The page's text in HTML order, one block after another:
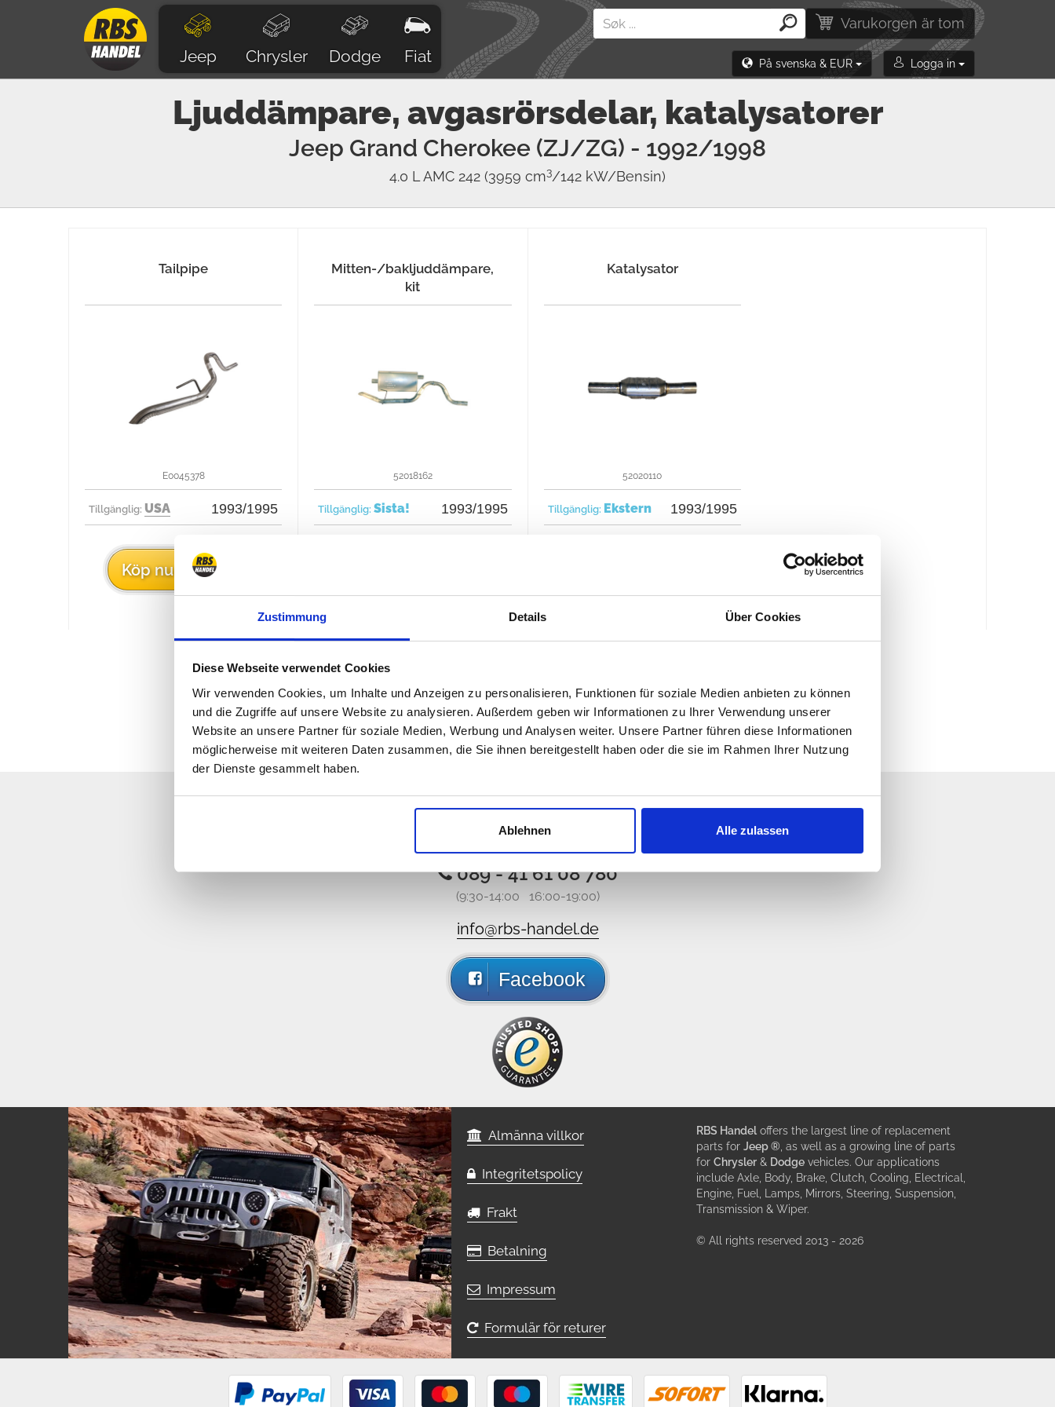
Zustimmung Details Über Cookies
Diese Webseite verwendet Cookies
Wir verwenden Cookies, um Inhalte und Anzeigen zu personalisieren, Funktionen für soziale Medien anbieten zu können
und die Zugriffe auf unsere Website zu analysieren. Außerdem geben wir Informationen zu Ihrer Verwendung unserer
Website an unsere Partner für soziale Medien, Werbung und Analysen weiter. Unsere Partner führen diese Informationen
möglicherweise mit weiteren Daten zusammen, die Sie ihnen bereitgestellt haben oder die sie im Rahmen Ihrer Nutzung
der Dienste gesammelt haben.
Ablehnen Alle zulassen
Jeep Chrysler Dodge Fiat
Varukorgen är tom
På svenska & EUR Logga in
Ljuddämpare, avgasrörsdelar, katalysatorer
Jeep Grand Cherokee (ZJ/ZG) - 1992/1998
4.0 L AMC 242 (3959 cm3/142 kW/Bensin)
Tailpipe
E0045378
Tillgänglig: USA 1993/1995
Köp nu för 97 €
Mitten-/bakljuddämpare,
kit
52018162
Tillgänglig:Sista! 1993/1995
Katalysator
52020110
Tillgänglig: Ekstern 1993/1995
Alla priser inkluderar moms
Vi ber om ursäkt att vi inte är på nätet, men skriv till oss!
Ring oss, skicka ett e-mail, kontakta oss via sociala medier, du får ett svar så snart som möjligt.
089 - 41 61 08 780
(9:30-14:00 16:00-19:00)
info@rbs-handel.de
Facebook
Almänna villkor
Integritetspolicy
Frakt
Betalning
Impressum
Formulär för returer
RBS Handel offers the largest line of replacement
parts for Jeep ®, as well as a growing line of parts
for Chrysler & Dodge vehicles. Our applications
include Axle, Body, Brake, Clutch, Cooling, Electrical,
Engine, Fuel, Lamps, Mirrors, Steering, Suspension,
Transmission & Wiper.
© All rights reserved 2013 - 2026